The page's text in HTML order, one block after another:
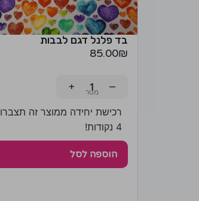
בד פלנל דגם לבבות
85.00₪
−
+
רכישת יחידה ממוצר זה תצברו
4 נקודות!
הוספה לסל